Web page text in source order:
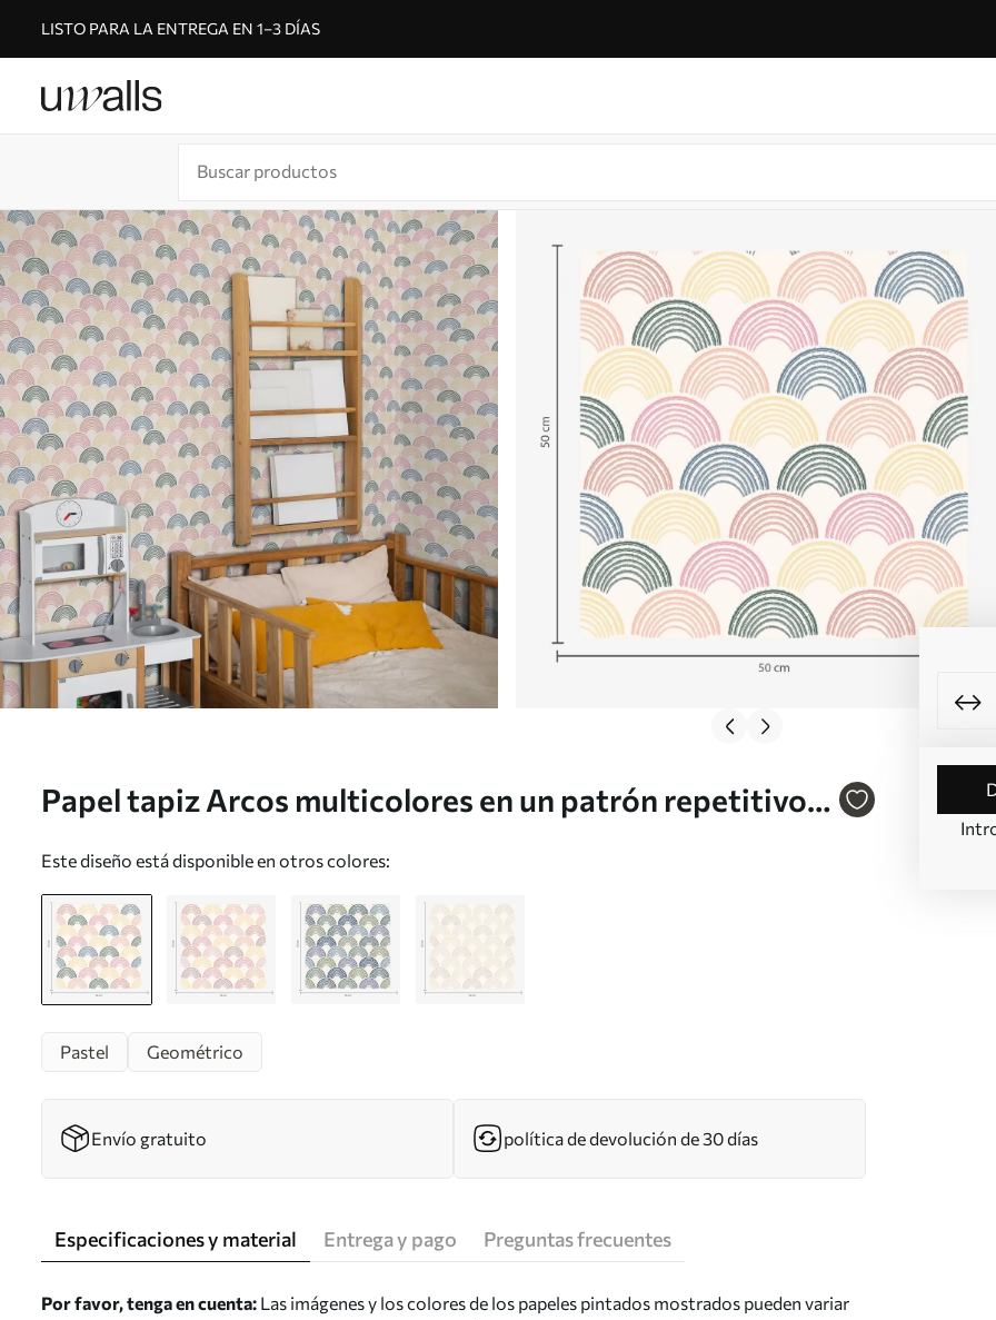
LISTO PARA LA ENTREGA EN 1–3 DÍAS
Papel tapiz Arcos multicolores en un patrón repetitivo
Este diseño está disponible en otros colores:
Pastel Geométrico
Envío gratuito política de devolución de 30 días
Especificaciones y material Entrega y pago Preguntas frecuentes
Por favor, tenga en cuenta: Las imágenes y los colores de los papeles pintados mostrados pueden variar